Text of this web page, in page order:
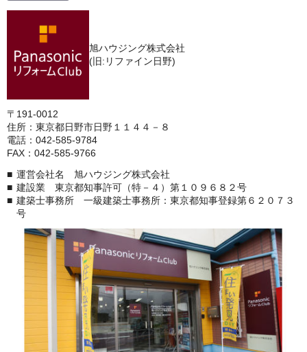
旭ハウジング株式会社
(旧:リファイン日野)
〒191-0012
住所：東京都日野市日野１１４４－８
電話：042-585-9784
FAX：042-585-9766
運営会社名 旭ハウジング株式会社
建設業 東京都知事許可（特－４）第１０９６８２号
建築士事務所 一級建築士事務所：東京都知事登録第６２０７３
号